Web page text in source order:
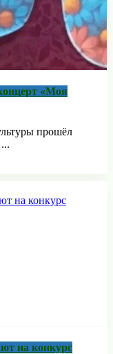
«Моя
прошёл
на конкурс